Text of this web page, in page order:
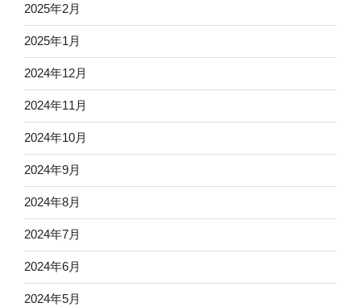
2025年2月
2025年1月
2024年12月
2024年11月
2024年10月
2024年9月
2024年8月
2024年7月
2024年6月
2024年5月